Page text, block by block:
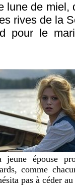
lune de miel,
rives de la
pour le mari
jeune épouse
comme
pas à céder